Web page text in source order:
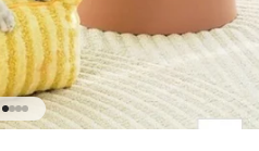
Gehe zu Element 1
Gehe zu Element 2
Gehe zu Element 3
Gehe zu Element 4